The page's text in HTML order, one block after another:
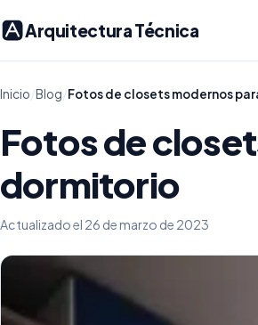
Arquitectura Técnica
Inicio/Blog/Fotos de closets modernos
Fotos de
dormitorio
Actualizado el 26 de marzo de 2023